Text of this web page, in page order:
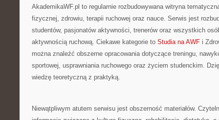
AkademikaWF.pl to regularnie rozbudowywana witryna
fizycznej, zdrowiu, terapii ruchowej oraz nauce. Serwis jest
studentów, pasjonatów aktywności, trenerów oraz wszystkich
aktywnością ruchową. Ciekawe kategorie to Studia na AWF i
można znaleźć obszerne opracowania dotyczące treningu,
sportowej, usprawniania ruchowego oraz życiem studenckim.
wiedzę teoretyczną z praktyką.
Niewątpliwym atutem serwisu jest obszerność materiałów.